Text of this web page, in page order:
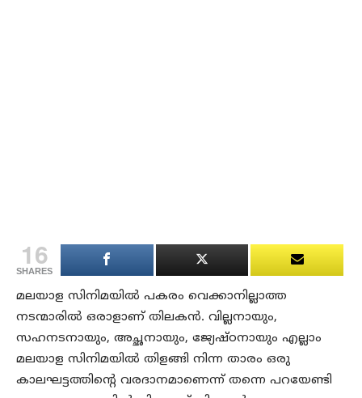
16
SHARES
മലയാള സിനിമയിൽ പകരം വെക്കാനില്ലാത്ത
നടന്മാരിൽ ഒരാളാണ് തിലകൻ. വില്ലനായും,
സഹനടനായും, അച്ഛനായും, ജ്യേഷ്ഠനായും എല്ലാം
മലയാള സിനിമയിൽ തിളങ്ങി നിന്ന താരം ഒരു
കാലഘട്ടത്തിന്റെ വരദാനമാണെന്ന് തന്നെ പറയേണ്ടി